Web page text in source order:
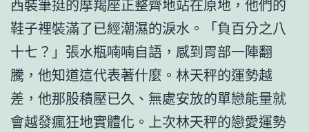
西裝筆挺的摩羯座正整齊地站在原地，他們的
鞋子裡裝滿了已經潮濕的淚水。「負百分之八
十七？」張水瓶喃喃自語，感到胃部一陣翻
騰，他知道這代表著什麼。林天秤的運勢越
差，他那股積壓已久、無處安放的單戀能量就
會越發瘋狂地實體化。上次林天秤的戀愛運勢